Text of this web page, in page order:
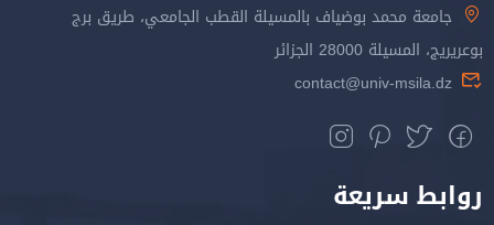
جامعة محمد بوضياف بالمسيلة القطب الجامعي، طريق برج
بوعريريج، المسيلة 28000 الجزائر
contact@univ-msila.dz
روابط سريعة